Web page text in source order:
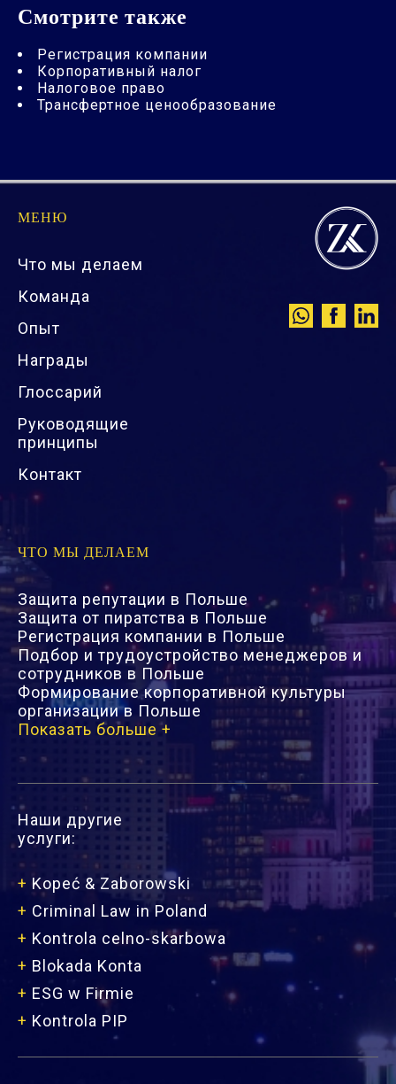
Смотрите также
Регистрация компании
Корпоративный налог
Налоговое право
Трансфертное ценообразование
МЕНЮ
Что мы делаем
Команда
Опыт
Награды
Глоссарий
Руководящие
принципы
Контакт
ЧТО МЫ ДЕЛАЕМ
Защита репутации в Польше
Защита от пиратства в Польше
Регистрация компании в Польше
Подбор и трудоустройство менеджеров и
сотрудников в Польше
Формирование корпоративной культуры
организации в Польше
Показать больше +
Наши другие
услуги:
+ Kopeć & Zaborowski
+ Criminal Law in Poland
+ Kontrola celno-skarbowa
+ Blokada Konta
+ ESG w Firmie
+ Kontrola PIP